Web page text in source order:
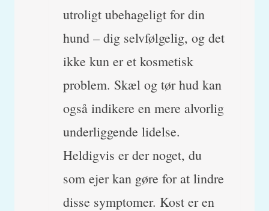
dem)
utroligt ubehageligt for din
hund – dig selvfølgelig, og det
ikke kun er et kosmetisk
problem. Skæl og tør hud kan
også indikere en mere alvorlig
underliggende lidelse.
Heldigvis er der noget, du
som ejer kan gøre for at lindre
disse symptomer. Kost er en